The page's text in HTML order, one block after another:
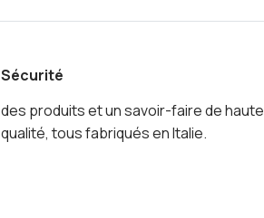
Sécurité
des produits et un savoir-faire de haute
qualité, tous fabriqués en Italie.